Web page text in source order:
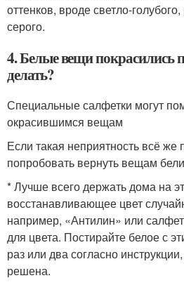
оттенков, вроде светло-
серого.
4. Белые вещи покрасились
делать?
Специальные салфетки могут
окрасившимся вещам
Если такая неприятность всё
попробовать вернуть вещам
* Лучше всего держать дома на
восстанавливающее цвет
например, «Антилин» или
для цвета. Постирайте белое с
раз или два согласно
решена.